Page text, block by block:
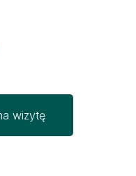
wizytę